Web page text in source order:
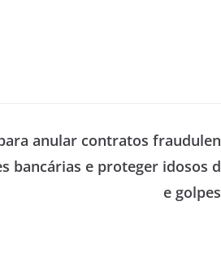
anular contratos fraudulen
bancárias e proteger idosos d
e golpes